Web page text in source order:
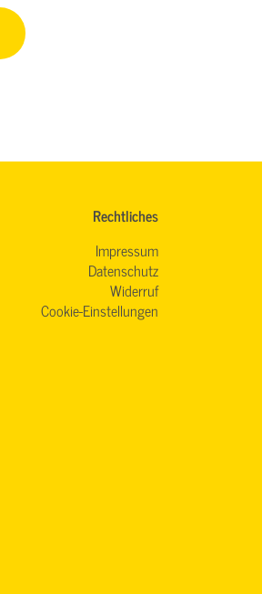
Rechtliches
Impressum
Datenschutz
Widerruf
Cookie-Einstellungen